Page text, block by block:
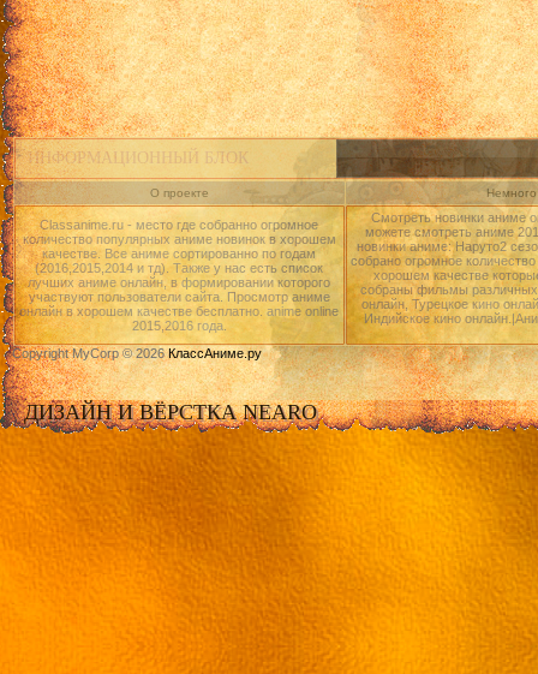
ИНФОРМАЦИОННЫЙ БЛОК
О проекте
Classanime.ru - место где собранно огромное
количество популярных аниме новинок в хорошем
качестве. Все аниме сортированно по годам
(2016,2015,2014 и тд). Также у нас есть список
лучших аниме онлайн, в формировании которого
участвуют пользователи сайта. Просмотр аниме
онлайн в хорошем качестве бесплатно. anime online
2015,2016 года.
Смотреть новинки аниме
можете смотреть аниме
новинки аниме: Наруто2
собрано огромное
хорошем качестве
собраны фильмы различных
онлайн, Турецкое кино
Индийское кино
Copyright MyCorp © 2026КлассАниме.ру
ДИЗАЙН И ВЁРСТКА NEARO